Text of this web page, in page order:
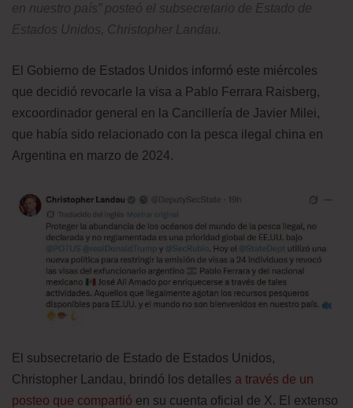
en nuestro país” posteó el subsecretario de Estado de
Estados Unidos, Christopher Landau.
El Gobierno de Estados Unidos informó este miércoles
que decidió revocarle la visa a Pablo Ferrara Raisberg,
excoordinador general en la Cancillería de Javier Milei,
que había sido relacionado con la pesca ilegal china en
Argentina en marzo de 2024.
El subsecretario de Estado de Estados Unidos,
Christopher Landau, brindó los detalles a través de un
posteo que compartió en su cuenta oficial de X. El extenso